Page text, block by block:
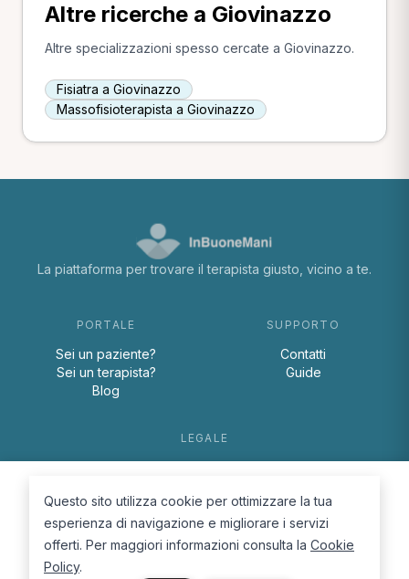
Altre ricerche a Giovinazzo
Altre specializzazioni spesso cercate a Giovinazzo.
Fisiatra a Giovinazzo
Massofisioterapista a Giovinazzo
La piattaforma per trovare il terapista giusto, vicino a te.
PORTALE
Sei un paziente?
Sei un terapista?
Blog
SUPPORTO
Contatti
Guide
LEGALE
Cookie Policy
Questo sito utilizza cookie per ottimizzare la tua
esperienza di navigazione e migliorare i servizi
offerti. Per maggiori informazioni consulta la Cookie
Policy.